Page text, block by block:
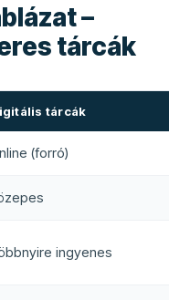
–
tárcák
tárcák
(forró)
ingyenes